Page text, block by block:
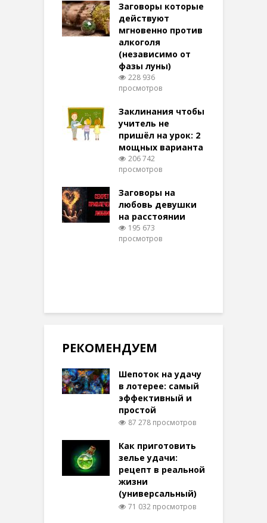
Заговоры которые
действуют
мгновенно против
алкоголя
(независимо от
фазы луны)
228 936
просмотров
Заклинания чтобы
учитель не
пришёл на урок: 2
мощных варианта
206 742
просмотров
Заговоры на
любовь девушки
на расстоянии
195 673
просмотров
РЕКОМЕНДУЕМ
Шепоток на удачу
в лотерее: самый
эффективный и
простой
87 278 просмотров
Как приготовить
зелье удачи:
рецепт в реальной
жизни
(универсальный)
71 032 просмотров